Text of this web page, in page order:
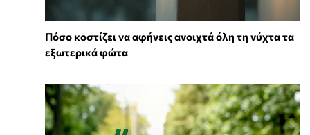
Πόσο κοστίζει να αφήνεις ανοιχτά όλη τη νύχτα τα
εξωτερικά φώτα